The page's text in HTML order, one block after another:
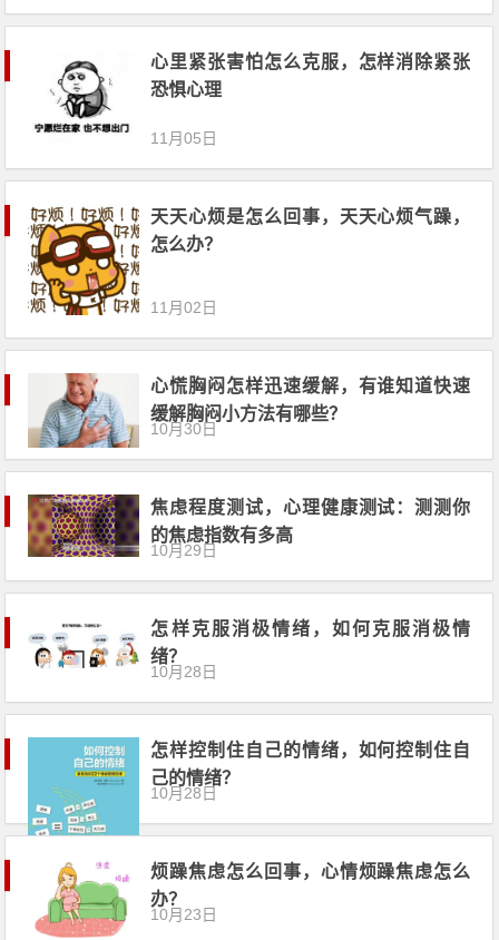
心里紧张害怕怎么克服，怎样消除紧张
恐惧心理
11月05日
天天心烦是怎么回事，天天心烦气躁，
怎么办？
11月02日
心慌胸闷怎样迅速缓解，有谁知道快速
缓解胸闷小方法有哪些？
10月30日
焦虑程度测试，心理健康测试：测测你
的焦虑指数有多高
10月29日
怎样克服消极情绪，如何克服消极情
绪？
10月28日
怎样控制住自己的情绪，如何控制住自
己的情绪？
10月28日
烦躁焦虑怎么回事，心情烦躁焦虑怎么
办？
10月23日